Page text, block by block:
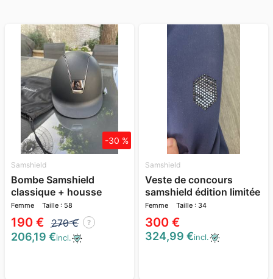
Samshield
Bombe Samshield
classique + housse
Femme Taille : 58
190 € 270 € ?
-30 %
206,19 €incl.
Samshield
Veste de concours
samshield édition limitée
34
Femme Taille : 34
300 €
324,99 €incl.